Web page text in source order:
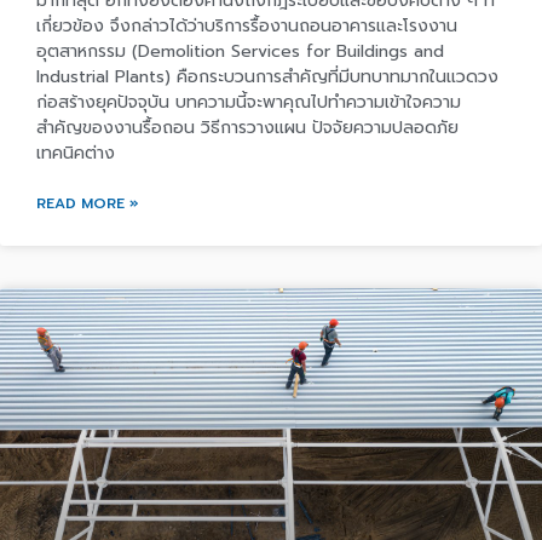
เกี่ยวข้อง จึงกล่าวได้ว่าบริการรื้องานถอนอาคารและโรงงาน
อุตสาหกรรม (Demolition Services for Buildings and
Industrial Plants) คือกระบวนการสำคัญที่มีบทบาทมากในแวดวง
ก่อสร้างยุคปัจจุบัน บทความนี้จะพาคุณไปทำความเข้าใจความ
สำคัญของงานรื้อถอน วิธีการวางแผน ปัจจัยความปลอดภัย
เทคนิคต่าง
READ MORE »